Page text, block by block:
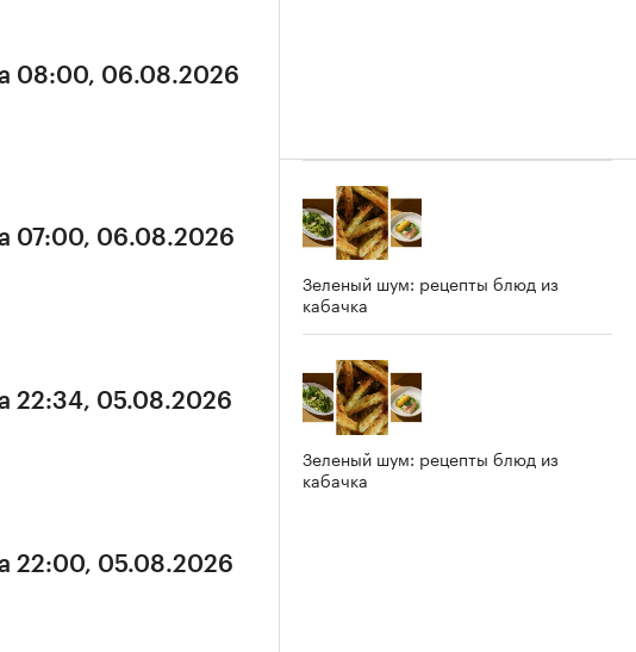
08:00, 06.08.2026
07:00, 06.08.2026
22:34, 05.08.2026
22:00, 05.08.2026
Зеленый шум: рецепты блюд из
кабачка
Зеленый шум: рецепты блюд из
кабачка